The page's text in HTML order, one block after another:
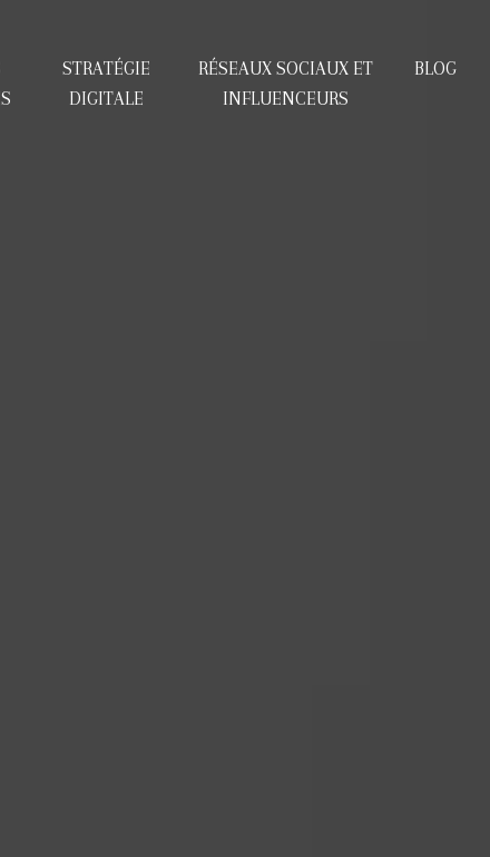
STRATÉGIE
DIGITALE
RÉSEAUX SOCIAUX ET
INFLUENCEURS
BLOG